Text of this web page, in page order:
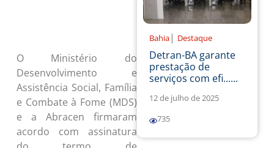
O Ministério do
Desenvolvimento e
Assistência Social, Família
e Combate à Fome (MDS)
e a Abracen firmaram
acordo com assinatura
Bahia | Destaque
Detran-BA garante
prestação de
serviços com efi......
12 de julho de 2025
735